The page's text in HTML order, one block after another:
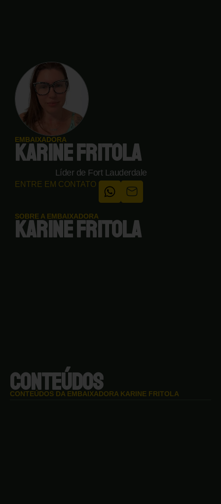
EMBAIXADORA
KARINE FRITOLA
Líder de Fort Lauderdale
ENTRE EM CONTATO
SOBRE A EMBAIXADORA
KARINE FRITOLA
CONTEÚDOS
CONTEÚDOS DA EMBAIXADORA KARINE FRITOLA